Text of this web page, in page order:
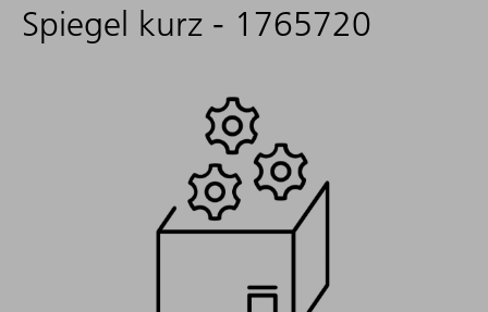
Spiegel kurz - 1765720